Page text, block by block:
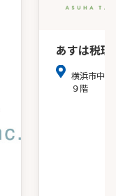
あすは税理
横浜市中区
９階